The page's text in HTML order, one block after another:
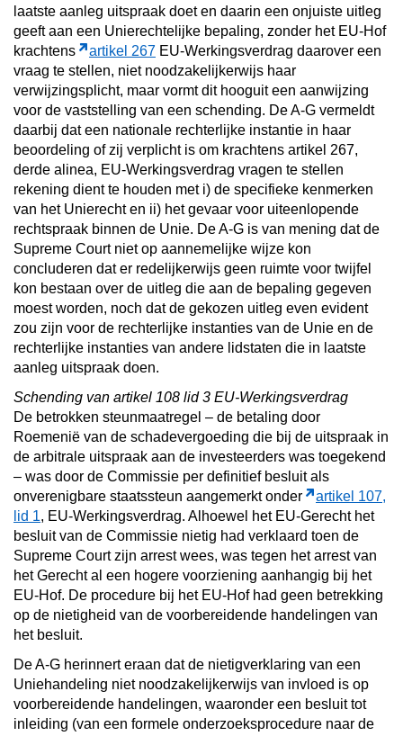
laatste aanleg uitspraak doet en daarin een onjuiste uitleg
geeft aan een Unierechtelijke bepaling, zonder het EU-Hof
krachtens
artikel 267 EU-Werkingsverdrag daarover een
vraag te stellen, niet noodzakelijkerwijs haar
verwijzingsplicht, maar vormt dit hooguit een aanwijzing
voor de vaststelling van een schending. De A-G vermeldt
daarbij dat een nationale rechterlijke instantie in haar
beoordeling of zij verplicht is om krachtens artikel 267,
derde alinea, EU-Werkingsverdrag vragen te stellen
rekening dient te houden met i) de specifieke kenmerken
van het Unierecht en ii) het gevaar voor uiteenlopende
rechtspraak binnen de Unie. De A-G is van mening dat de
Supreme Court niet op aannemelijke wijze kon
concluderen dat er redelijkerwijs geen ruimte voor twijfel
kon bestaan over de uitleg die aan de bepaling gegeven
moest worden, noch dat de gekozen uitleg even evident
zou zijn voor de rechterlijke instanties van de Unie en de
rechterlijke instanties van andere lidstaten die in laatste
aanleg uitspraak doen.
Schending van artikel 108 lid 3 EU-Werkingsverdrag
De betrokken steunmaatregel – de betaling door
Roemenië van de schadevergoeding die bij de uitspraak in
de arbitrale uitspraak aan de investeerders was toegekend
– was door de Commissie per definitief besluit als
onverenigbare staatssteun aangemerkt onder
artikel 107,
lid 1, EU-Werkingsverdrag. Alhoewel het EU-Gerecht het
besluit van de Commissie nietig had verklaard toen de
Supreme Court zijn arrest wees, was tegen het arrest van
het Gerecht al een hogere voorziening aanhangig bij het
EU-Hof. De procedure bij het EU-Hof had geen betrekking
op de nietigheid van de voorbereidende handelingen van
het besluit.
De A-G herinnert eraan dat de nietigverklaring van een
Uniehandeling niet noodzakelijkerwijs van invloed is op
voorbereidende handelingen, waaronder een besluit tot
inleiding (van een formele onderzoeksprocedure naar de